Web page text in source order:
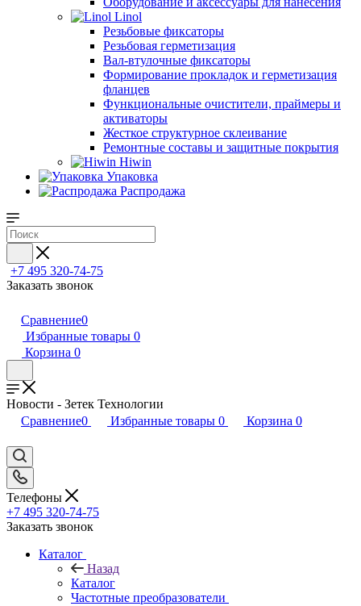
Linol
Резьбовые фиксаторы
Резьбовая герметизация
Вал-втулочные фиксаторы
Формирование прокладок и герметизация
фланцев
Функциональные очистители, праймеры и
активаторы
Жесткое структурное склеивание
Ремонтные составы и защитные покрытия
Hiwin
Упаковка
Распродажа
+7 495 320-74-75
Заказать звонок
Сравнение0
Избранные товары 0
Корзина 0
Новости - Зетек Технологии
Сравнение0 Избранные товары 0 Корзина 0
Телефоны
+7 495 320-74-75
Заказать звонок
Каталог
Назад
Каталог
Частотные преобразователи